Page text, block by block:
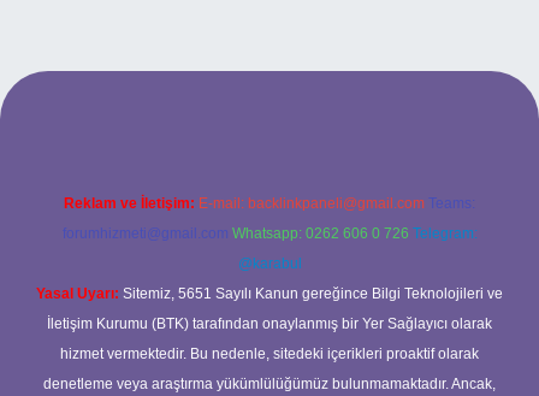
tulipbett.net/
Reklam ve İletişim: E-mail: backlinkpaneli@gmail.com Teams:
forumhizmeti@gmail.com Whatsapp: 0262 606 0 726 Telegram:
@karabul
Yasal Uyarı: Sitemiz, 5651 Sayılı Kanun gereğince Bilgi Teknolojileri ve
İletişim Kurumu (BTK) tarafından onaylanmış bir Yer Sağlayıcı olarak
hizmet vermektedir. Bu nedenle, sitedeki içerikleri proaktif olarak
denetleme veya araştırma yükümlülüğümüz bulunmamaktadır. Ancak,